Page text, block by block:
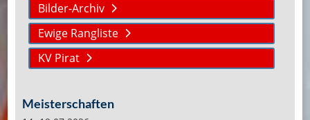
Bilder-Archiv
Ewige Rangliste
KV Pirat
Meisterschaften